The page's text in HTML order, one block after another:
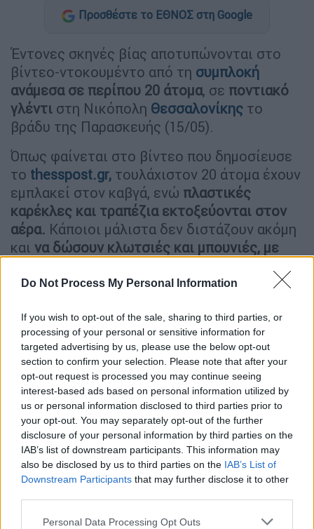
Do Not Process My Personal Information
If you wish to opt-out of the sale, sharing to third parties, or
processing of your personal or sensitive information for
targeted advertising by us, please use the below opt-out
section to confirm your selection. Please note that after your
opt-out request is processed you may continue seeing
interest-based ads based on personal information utilized by
us or personal information disclosed to third parties prior to
your opt-out. You may separately opt-out of the further
disclosure of your personal information by third parties on the
IAB’s list of downstream participants. This information may
also be disclosed by us to third parties on the IAB’s List of
Downstream Participants that may further disclose it to other
Please note that this website/app uses one or more Google
Personal Data Processing Opt Outs
Προσθέστε το ΕΘΝΟΣ στη Google
Έντονες σκηνές βίας αποτυπώνονται στο
βίντεο-ντοκουμέντο από τη συμπλοκή
ανάμεσα σε περίπου 20 άτομα, σε ποντιακό
γλέντι στη Νικόπολη Θεσσαλονίκης το
βράδυ της Παρασκευής (15/05).
Όπως φαίνεται στο βίντεο που δημοσίευσε
το thesspost.gr, τουλάχιστον 20 άτομα έχουν
εμπλακεί στον καβγά, ενώ πλαστικές
καρέκλες και τραπέζια εκτοξεύονται στον
αέρα. Κάποιοι μάλιστα δεν διστάζουν ακόμη
και να δώσουν κλωτσιές και μπουνιές, με
δευτερόλεπτα να μετατραπεί σε πεδίο
ΔΙΑΒΑΣΤΕ ΕΠΙΣΗΣ
Ελλάδα|16.05.2026 11:15
Στα χέρια πιάστηκαν 20 άτομα σε
ποντιακό γλέντι στη Θεσσαλονίκη -
Δύο τραυματίες
«Θα μας σκοτώσουν», ακούγονται να
φωνάζουν νεαρά κορίτσια που διασκέδαζαν